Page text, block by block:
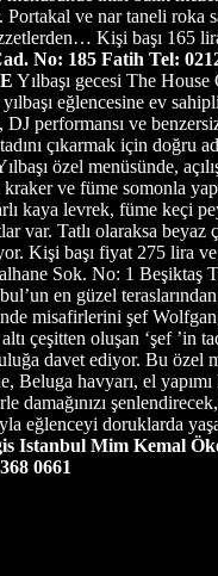
ve nar taneli roka
Kişi başı 165
No: 185 Fatih Tel:
Yılbaşı gecesi The
eğlencesine ev
performansı ve
çıkarmak için doğru
özel menüsünde,
ve füme somonla
kaya levrek, füme keçi
var. Tatlı olaraksa beyaz
Kişi başı fiyat 275 lira
Sok. No: 1 Beşiktaş
en güzel
misafirlerini şef
çeşitten oluşan ‘şef ’in
davet ediyor. Bu özel
Beluga havyarı, el
damağınızı
eğlenceyi doruklarda
Istanbul Mim Kemal
0661